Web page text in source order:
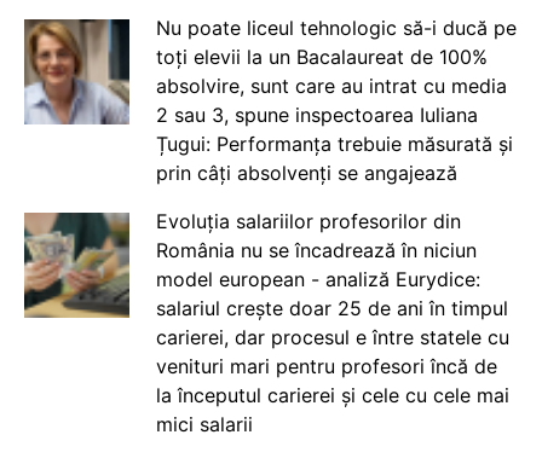
Nu poate liceul tehnologic să-i ducă pe
toți elevii la un Bacalaureat de 100%
absolvire, sunt care au intrat cu media
2 sau 3, spune inspectoarea Iuliana
Țugui: Performanța trebuie măsurată și
prin câți absolvenți se angajează
Evoluția salariilor profesorilor din
România nu se încadrează în niciun
model european - analiză Eurydice:
salariul crește doar 25 de ani în timpul
carierei, dar procesul e între statele cu
venituri mari pentru profesori încă de
la începutul carierei și cele cu cele mai
mici salarii